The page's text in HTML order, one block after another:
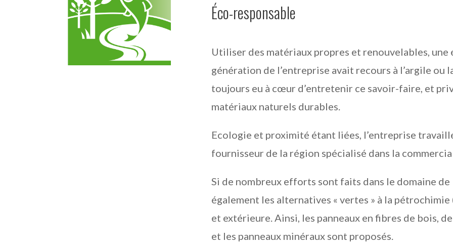
Éco-responsable
Utiliser des matériaux propres et renouvelables, une
génération de l’entreprise avait recours à l’argile ou
toujours eu à cœur d’entretenir ce savoir-faire, et
matériaux naturels durables.
Ecologie et proximité étant liées, l’entreprise
fournisseur de la région spécialisé dans la
Si de nombreux efforts sont faits dans le domaine
également les alternatives « vertes » à la
et extérieure. Ainsi, les panneaux en fibres de bois,
et les panneaux minéraux sont proposés.